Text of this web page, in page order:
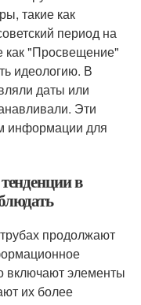
такие как
период на
как "Просвещение"
идеологию. В
даты или
Эти
информации для
в
продолжают
включают элементы
их более